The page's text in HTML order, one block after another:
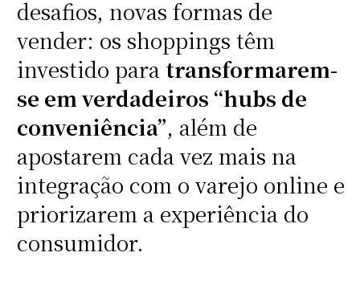
desafios, novas formas de
vender: os shoppings têm
investido paratransformarem-
se em verdadeiros “hubs de
conveniência”, além de
apostarem cada vez mais na
integração com o varejo online e
priorizarem a experiência do
consumidor.